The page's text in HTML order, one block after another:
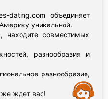
dating.com объединяет
уникальной.
совместимых
разнообразия и
разнообразие,
ждет вас!